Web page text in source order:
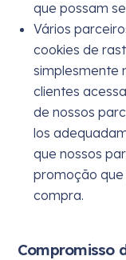
que possam
Vários
cookies de
simplesmente
clientes
de nossos
los
que nossos
promoção
compra.
Compromisso